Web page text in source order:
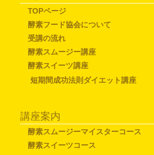
TOPページ
酵素フード協会について
受講の流れ
酵素スムージー講座
酵素スイーツ講座
短期間成功法則ダイエット講座
講座案内
酵素スムージーマイスターコース
酵素スイーツコース